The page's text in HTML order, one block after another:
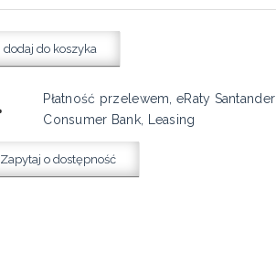
dodaj do koszyka
Płatność przelewem, eRaty Santander
Consumer Bank, Leasing
Zapytaj o dostępność